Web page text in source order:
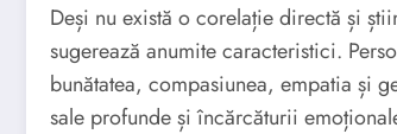
Deși nu există o corelație directă și
sugerează anumite caracteristici.
bunătatea, compasiunea, empatia și
sale profunde și încărcăturii